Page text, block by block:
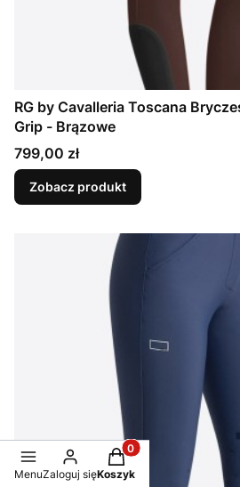
RG by Cavalleria Toscana
Grip - Brązowe
Cena
799,00 zł
Zobacz produkt
MenuZaloguj się
Produkty w
Koszyk